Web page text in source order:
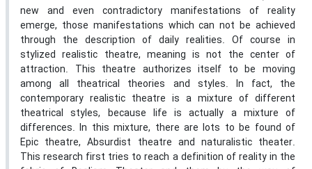
new and even contradictory manifestations of reality
emerge, those manifestations which can not be achieved
through the description of daily realities. Of course in
stylized realistic theatre, meaning is not the center of
attraction. This theatre authorizes itself to be moving
among all theatrical theories and styles. In fact, the
contemporary realistic theatre is a mixture of different
theatrical styles, because life is actually a mixture of
differences. In this mixture, there are lots to be found of
Epic theatre, Absurdist theatre and naturalistic theater.
This research first tries to reach a definition of reality in the